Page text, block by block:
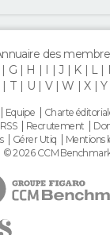
des
G H I J K L
T U V W X Y
Equipe Charte
RSS Recrutement
Gérer Utiq Mentions
© 2026 CCM